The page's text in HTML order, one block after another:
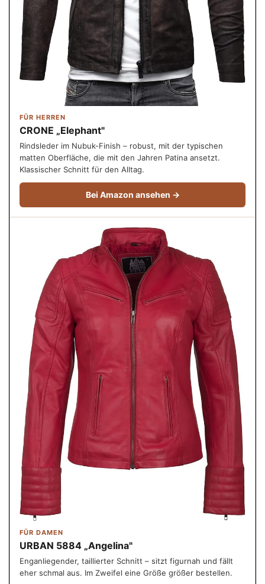
FÜR HERREN
CRONE „Elephant"
Rindsleder im Nubuk-Finish – robust, mit der typischen
matten Oberfläche, die mit den Jahren Patina ansetzt.
Klassischer Schnitt für den Alltag.
Bei Amazon ansehen →
FÜR DAMEN
URBAN 5884 „Angelina"
Enganliegender, taillierter Schnitt – sitzt figurnah und fällt
eher schmal aus. Im Zweifel eine Größe größer bestellen.